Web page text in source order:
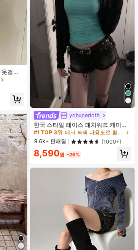
걸이
상의
yohuperloth
한국 스타일 레이스 패치워크 캐미솔
탱크 탑, Y2K 에스테틱, 스트리트웨어
캐주얼 여름
#1 TOP 3위
거의 매진!
#1 TOP 3위
에서 녹색 다용도로 활용 가능한 데일리 탑
거의 매진!
#1 TOP 3위
에서 녹색 다용도로 활용 가능한 데일리 탑
거의 매진!
#1 TOP 3위
에서 녹색 다용도로 활용 가능한 데일리 탑
거의 매진!
9.6k+ 판매됨 (1000+)
8,590원 -26%